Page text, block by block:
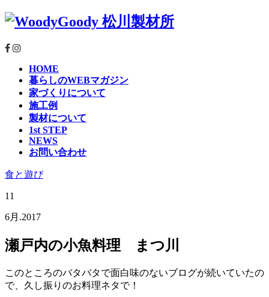
HOME
暮らしのWEBマガジン
家づくりについて
施工例
製材について
1st STEP
NEWS
お問い合わせ
食と遊び
11
6月.2017
瀬戸内の小魚料理 まつ川
このところのバタバタで面白味のないブログが続いていたの
で、久し振りのお料理ネタで！